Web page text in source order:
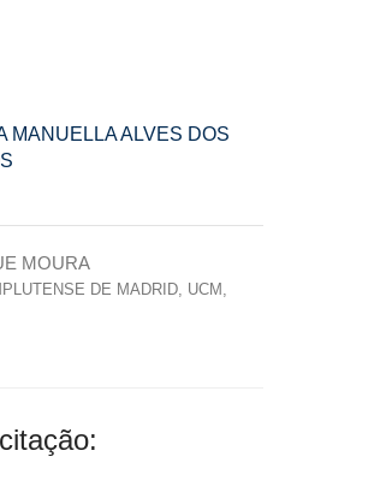
MANUELLA ALVES DOS
MOURA
DE MADRID, UCM,